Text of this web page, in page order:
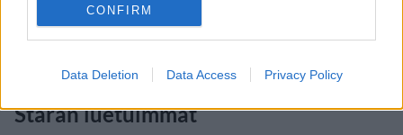
CONFIRM
Data Deletion Data Access Privacy Policy
Staran luetuimmat